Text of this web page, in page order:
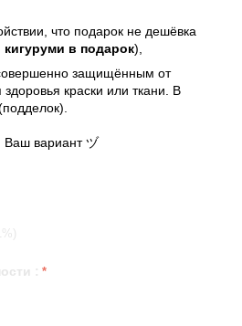
что подарок не дешёвка
кигуруми в подарок),
защищённым от
краски или ткани. В
Ваш вариант ヅ
%)
: